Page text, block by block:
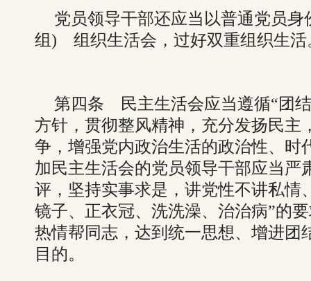
党员领导干部还应当以普通党员
组) 组织生活会，过好双重组织生活
第四条 民主生活会应当遵循“
方针，贯彻整风精神，充分发扬民主
争，增强党内政治生活的政治性、时
加民主生活会的党员领导干部应当严
评，坚持实事求是，讲党性不讲私情
镜子、正衣冠、洗洗澡、治治病”的
热情帮同志，达到统一思想、增进团
目的。